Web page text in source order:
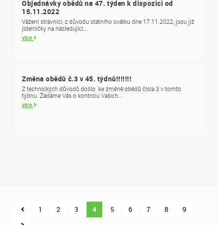
Objednávky obědů na 47. týden k dispozici od
15.11.2022
Vážení strávníci, z důvodu státního svátku dne 17.11.2022, jsou již
jídelníčky na následující...
více
Změna obědů č.3 v 45. týdnů!!!!!!!
Z technických důvodů došlo ke změně obědů čísla 3 v tomto
týdnu. Žádáme Vás o kontrolu Vašich...
více
1 2 3 4 5 6 7 8 9